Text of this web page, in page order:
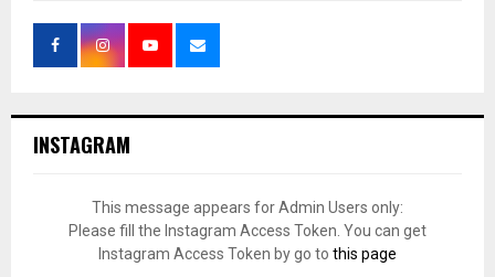
INSTAGRAM
This message appears for Admin Users only:
Please fill the Instagram Access Token. You can get
Instagram Access Token by go to this page